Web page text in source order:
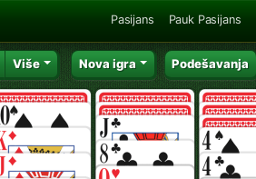
Pasijans Pauk Pasijans
Više Nova igra Podešavanja